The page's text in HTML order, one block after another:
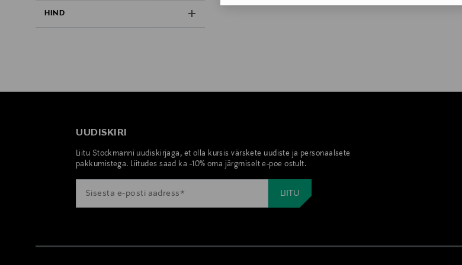
HIND
UUDISKIRI
Liitu Stockmanni uudiskirjaga, et olla kursis värskete uudiste ja personaalsete
pakkumistega. Liitudes saad ka -10% oma järgmiselt e-poe ostult.